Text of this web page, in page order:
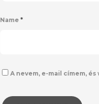
Name *
A nevem, e-mail címem,